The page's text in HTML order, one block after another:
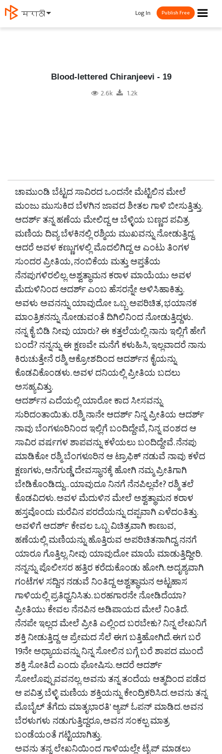
मराठी ☰
Log In Publish Free
Blood-lettered Chiranjeevi - 19
2.6k 1.2k
ಚಾಮುಂಡಿ ಬೆಟ್ಟದ ಸಾವಿರದ ಒಂದನೇ ಮೆಟ್ಟಿಲಿನ ಮೇಲೆ
ಮಂಜು ಮುಸುಕಿದ ಬೆಳಗಿನ ಜಾವದ ಶೀತಲ ಗಾಳಿ ಬೀಸುತ್ತಿತ್ತು.
ಆದರ್ಶ್ ತನ್ನ ಹಣೆಯ ಮೇಲಿದ್ದ ಆ ಬೆಳ್ಳಿಯ ಬಣ್ಣದ ಪವಿತ್ರ
ಮಣಿಯ ದಿವ್ಯ ಬೆಳಕಿನಲ್ಲಿ ರಶ್ಮಿಯ ಮುಖವನ್ನು ನೋಡುತ್ತಿದ್ದ.
ಆದರೆ ಅವಳ ಕಣ್ಣುಗಳಲ್ಲಿ ಮೊದಲಿಗಿದ್ದ ಆ ಎಂಟು ತಿಂಗಳ
ಸುಂದರ ಪ್ರೀತಿಯ, ನಂಬಿಕೆಯ ಮತ್ತು ಆಪ್ತತೆಯ
ನೆನಪುಗಳಿರಲಿಲ್ಲ. ಅಶ್ವತ್ಥಾಮನ ಕರಾಳ ಮಾಯೆಯು ಅವಳ
ಮೆದುಳಿನಿಂದ ಆದರ್ಶ್ ಎಂಬ ಹೆಸರನ್ನೇ ಅಳಿಸಿಹಾಕಿತ್ತು.
ಅವಳು ಅವನನ್ನು ಯಾವುದೋ ಒಬ್ಬ ಅಪರಿಚಿತ, ಭಯಾನಕ
ಮಾಂತ್ರಿಕನನ್ನು ನೋಡುವಂತೆ ದಿಗಿಲಿನಿಂದ ನೋಡುತ್ತಿದ್ದಳು.
ನನ್ನ ಕೈ ಬಿಡಿ ನೀವು ಯಾರು? ಈ ಕತ್ತಲೆಯಲ್ಲಿ ನಾನು ಇಲ್ಲಿಗೆ ಹೇಗೆ
ಬಂದೆ? ನನ್ನನ್ನು ಈ ಕ್ಷಣವೇ ಮನೆಗೆ ಕಳುಹಿಸಿ, ಇಲ್ಲವಾದರೆ ನಾನು
ಕಿರುಚುತ್ತೇನೆ ರಶ್ಮಿ ಆಕ್ರೋಶದಿಂದ ಆದರ್ಶ್‌ನ ಕೈಯನ್ನು
ಕೊಡವಿಕೊಂಡಳು. ಅವಳ ದನಿಯಲ್ಲಿ ಪ್ರೀತಿಯ ಬದಲು
ಅಸಹ್ಯವಿತ್ತು.
ಆದರ್ಶ್‌ನ ಎದೆಯಲ್ಲಿ ಯಾರೋ ಕಾದ ಸೀಸವನ್ನು
ಸುರಿದಂತಾಯಿತು. ರಶ್ಮಿ ನಾನೇ ಆದರ್ಶ್ ನಿನ್ನ ಪ್ರೀತಿಯ ಆದರ್ಶ್
ನಾವು ಬೆಂಗಳೂರಿನಿಂದ ಇಲ್ಲಿಗೆ ಬಂದಿದ್ದೇವೆ, ನಿನ್ನ ವಂಶದ ಆ
ಸಾವಿರ ವರ್ಷಗಳ ಶಾಪವನ್ನು ಕಳೆಯಲು ಬಂದಿದ್ದೇವೆ. ನೆನಪು
ಮಾಡಿಕೋ ರಶ್ಮಿ ಬೆಂಗಳೂರಿನ ಆ ಟ್ರಾಫಿಕ್ ನಡುವೆ ನಾವು ಕಳೆದ
ಕ್ಷಣಗಳು, ಆನೆಗುಡ್ಡೆ ದೇವಸ್ಥಾನಕ್ಕೆ ಹೋಗಿ ನಮ್ಮ ಪ್ರೀತಿಗಾಗಿ
ಬೇಡಿಕೊಂಡಿದ್ದು... ಯಾವುದೂ ನಿನಗೆ ನೆನಪಿಲ್ಲವೇ? ರಶ್ಮಿ ತಲೆ
ಕೊಡವಿದಳು. ಅವಳ ಮೆದುಳಿನ ಮೇಲೆ ಅಶ್ವತ್ಥಾಮನ ಕರಾಳ
ಹಸ್ತವೊಂದು ಮರೆವಿನ ಪರದೆಯನ್ನು ದಪ್ಪವಾಗಿ ಎಳೆದಂತಿತ್ತು.
ಅವಳಿಗೆ ಆದರ್ಶ್ ಕೇವಲ ಒಬ್ಬ ವಿಚಿತ್ರವಾಗಿ ಕಾಣುವ,
ಹಣೆಯಲ್ಲಿ ಮಣಿಯನ್ನು ಹೊತ್ತಿರುವ ಅಪರಿಚಿತನಾಗಿದ್ದ. ನನಗೆ
ಯಾರೂ ಗೊತ್ತಿಲ್ಲ. ನೀವು ಯಾವುದೋ ಮಾಯೆ ಮಾಡುತ್ತಿದ್ದೀರಿ.
ನನ್ನನ್ನು ಪೊಲೀಸರ ಹತ್ತಿರ ಕರೆದುಕೊಂಡು ಹೋಗಿ. ಅದೃಶ್ಯವಾಗಿ
ಗಂಟೆಗಳ ಸದ್ದಿನ ನಡುವೆ ನಿಂತಿದ್ದ ಅಶ್ವತ್ಥಾಮನ ಅಟ್ಟಹಾಸ
ಗಾಳಿಯಲ್ಲಿ ಪ್ರತಿಧ್ವನಿಸಿತು. ಬರಹಗಾರನೇ ನೋಡಿದೆಯಾ?
ಪ್ರೀತಿಯು ಕೇವಲ ನೆನಪಿನ ಅಡಿಪಾಯದ ಮೇಲೆ ನಿಂತಿದೆ.
ನೆನಪೇ ಇಲ್ಲದ ಮೇಲೆ ಪ್ರೀತಿ ಎಲ್ಲಿಂದ ಬರಬೇಕು? ನಿನ್ನ ಲೇಖನಿಗೆ
ಶಕ್ತಿ ನೀಡುತ್ತಿದ್ದ ಆ ಪ್ರೇಮದ ಸೆಲೆ ಈಗ ಬತ್ತಿಹೋಗಿದೆ. ಈಗ ಬರೆ
19ನೇ ಅಧ್ಯಾಯವನ್ನು ನಿನ್ನ ಸೋಲಿನ ಬಗ್ಗೆ ಬರೆ ಶಾಪದ ಮುಂದೆ
ಶಕ್ತಿ ಸೋತಿದೆ ಎಂದು ಘೋಷಿಸು. ಆದರೆ ಆದರ್ಶ್
ಸೋಲೊಪ್ಪುವವನಲ್ಲ. ಅವನು ತನ್ನ ತಂದೆಯ ಆತ್ಮದಿಂದ ಪಡೆದ
ಆ ಪವಿತ್ರ ಬೆಳ್ಳಿ ಮಣಿಯ ಶಕ್ತಿಯನ್ನು ಕೇಂದ್ರಿಕರಿಸಿದ. ಅವನು ತನ್ನ
ಮೊಬೈಲ್ ತೆಗೆದು ಮಾತೃಭಾರತಿ' ಆ್ಯಪ್ ಓಪನ್ ಮಾಡಿದ. ಅವನ
ಬೆರಳುಗಳು ನಡುಗುತ್ತಿದ್ದರೂ, ಅವನ ಸಂಕಲ್ಪ ಮಾತ್ರ
ಬಂಡೆಯಂತೆ ಗಟ್ಟಿಯಾಗಿತ್ತು.
ಅವನು ತನ್ನ ಲೇಖನಿಯಿಂದ ಗಾಳಿಯಲ್ಲೇ ಟೈಪ್ ಮಾಡಲು